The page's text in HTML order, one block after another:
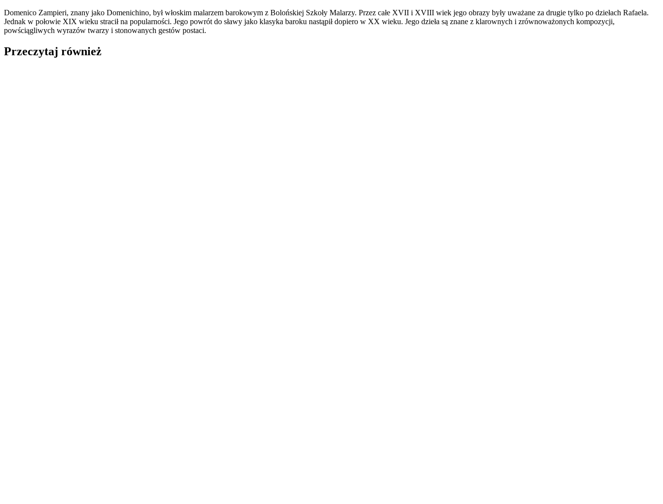
Domenico Zampieri, znany jako Domenichino, był włoskim malarzem barokowym z Bolońskiej Szkoły Malarzy. Przez całe XVII i XVIII wiek jego obrazy były uważane za drugie tylko po dziełach Rafaela.
Jednak w połowie XIX wieku stracił na popularności. Jego powrót do sławy jako klasyka baroku nastąpił dopiero w XX wieku. Jego dzieła są znane z klarownych i zrównoważonych kompozycji,
powściągliwych wyrazów twarzy i stonowanych gestów postaci.
Przeczytaj również